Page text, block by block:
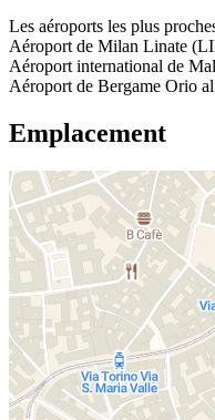
Les aéroports les plus
Aéroport de Milan Linate
Aéroport international de
Aéroport de Bergame Orio
Emplacement